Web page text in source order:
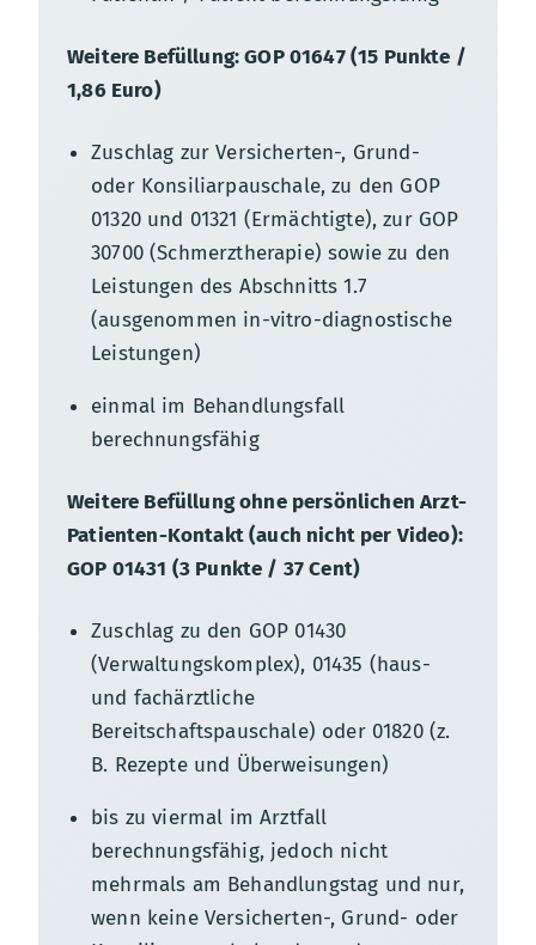
Weitere Befüllung: GOP 01647 (15 Punkte /
1,86 Euro)
Zuschlag zur Versicherten-, Grund-
oder Konsiliarpauschale, zu den GOP
01320 und 01321 (Ermächtigte), zur GOP
30700 (Schmerztherapie) sowie zu den
Leistungen des Abschnitts 1.7
(ausgenommen in-vitro-diagnostische
Leistungen)
einmal im Behandlungsfall
berechnungsfähig
Weitere Befüllung ohne persönlichen Arzt-
Patienten-Kontakt (auch nicht per Video):
GOP 01431 (3 Punkte / 37 Cent)
Zuschlag zu den GOP 01430
(Verwaltungskomplex), 01435 (haus-
und fachärztliche
Bereitschaftspauschale) oder 01820 (z.
B. Rezepte und Überweisungen)
bis zu viermal im Arztfall
berechnungsfähig, jedoch nicht
mehrmals am Behandlungstag und nur,
wenn keine Versicherten-, Grund- oder